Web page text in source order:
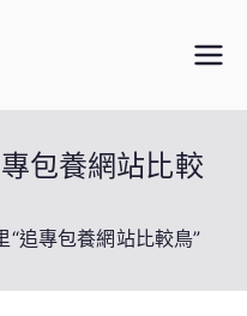
包養網站比較
“追專包養網站比較鳥”